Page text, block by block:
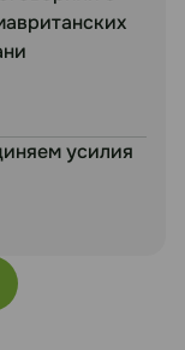
усилия